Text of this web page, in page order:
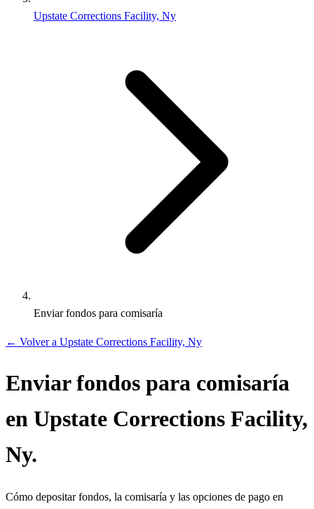
Upstate Corrections Facility, Ny
Enviar fondos para comisaría
← Volver a Upstate Corrections Facility, Ny
Enviar fondos para comisaría
en Upstate Corrections Facility,
Ny.
Cómo depositar fondos, la comisaría y las opciones de pago en